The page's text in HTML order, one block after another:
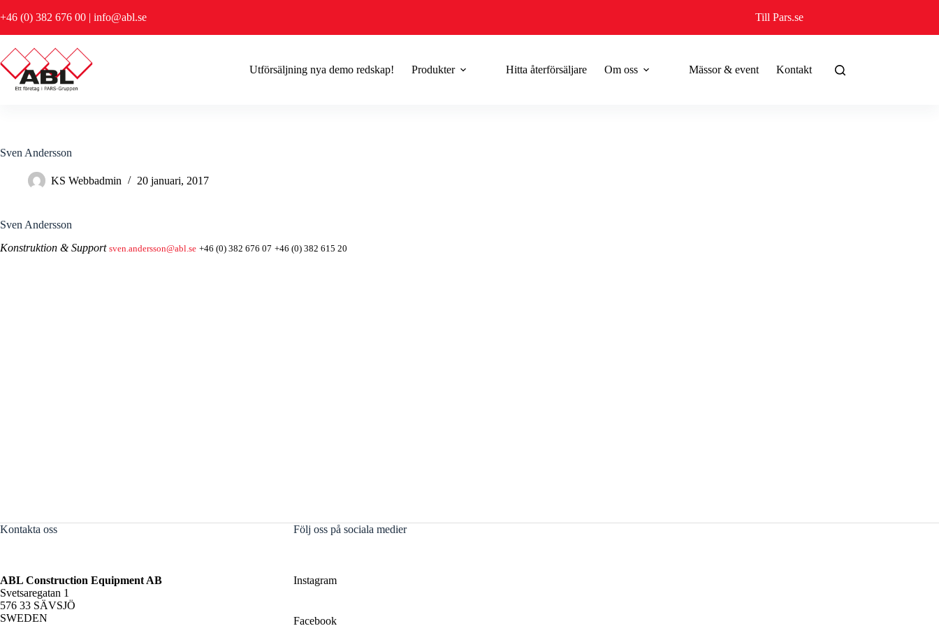
till
+46 (0) 382 676 00 | info@abl.se Till Pars.se
Utförsäljning nya demo redskap! Produkter Hitta återförsäljare Om oss Mässor & event Kontakt
Sven Andersson
KS Webbadmin 20 januari, 2017
Sven Andersson
Konstruktion & Support sven.andersson@abl.se +46 (0) 382 676 07 +46 (0) 382 615 20
Kontakta oss
ABL Construction Equipment AB
Svetsaregatan 1
576 33 SÄVSJÖ
SWEDEN
Följ oss på sociala medier
Instagram
Facebook